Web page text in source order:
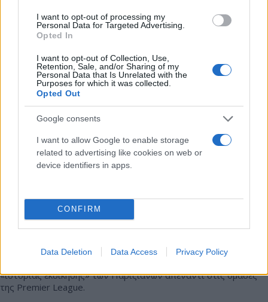
I want to opt-out of processing my
Personal Data for Targeted Advertising.
Opted In
I want to opt-out of Collection, Use,
Retention, Sale, and/or Sharing of my
Personal Data that Is Unrelated with the
Purposes for which it was collected.
Opted Out
Google consents
I want to allow Google to enable storage
related to advertising like cookies on web or
device identifiers in apps.
CONFIRM
Data Deletion Data Access Privacy Policy
12.04.2026 20:26
Συντακτική
Champions League: Γιατί η Παρί Σεν Ζερμέν
θεωρείται η «νέμεσις» των ομάδων της Premier
«ιστορίας εκδίκησης» των Παριζιάνων απέναντι στις ομάδες
της Premier League.